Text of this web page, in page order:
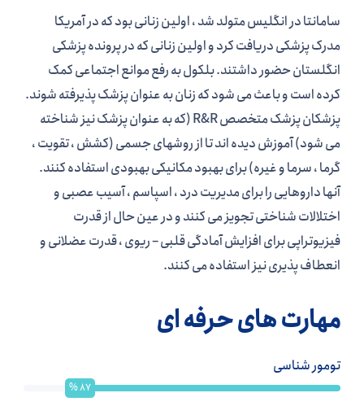
سامانتا در انگلیس متولد شد ، اولین زنانی بود که در آمریکا
مدرک پزشکی دریافت کرد و اولین زنانی که در پرونده پزشکی
انگلستان حضور داشتند. بلکول به رفع موانع اجتماعی کمک
کرده است و باعث می شود که زنان به عنوان پزشک پذیرفته شوند.
پزشکان پزشک متخصص R&R (که به عنوان پزشک نیز شناخته
می شود) آموزش دیده اند تا از روشهای جسمی (کشش ، تقویت ،
گرما ، سرما و غیره) برای بهبود مکانیکی بهبودی استفاده کنند.
آنها داروهایی را برای مدیریت درد ، اسپاسم ، آسیب عصبی و
اختلالات شناختی تجویز می کنند و در عین حال از قدرت
فیزیوتراپی برای افزایش آمادگی قلبی – ریوی ، قدرت عضلانی و
انعطاف پذیری نیز استفاده می کنند.
مهارت های حرفه ای
تومور شناسی
87
%